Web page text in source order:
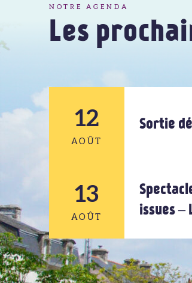
NOTRE AGENDA
Les
12
AOÛT
12
AOÛT
Sortie
13
AOÛT
13
issues –